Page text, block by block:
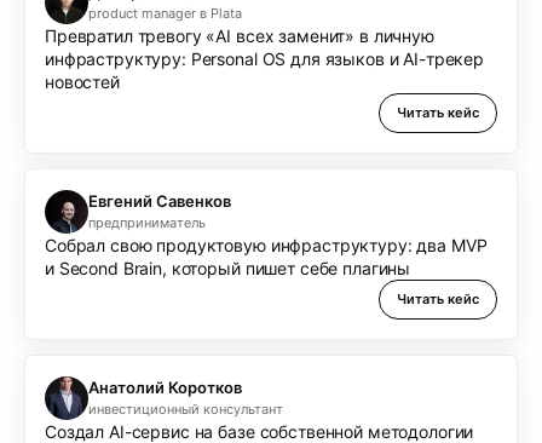
product manager в Plata
Превратил тревогу «AI всех заменит» в личную
инфраструктуру: Personal OS для языков и AI-трекер
новостей
Читать кейс
Евгений Савенков
предприниматель
Собрал свою продуктовую инфраструктуру: два MVP
и Second Brain, который пишет себе плагины
Читать кейс
Анатолий Коротков
инвестиционный консультант
Создал AI-сервис на базе собственной методологии